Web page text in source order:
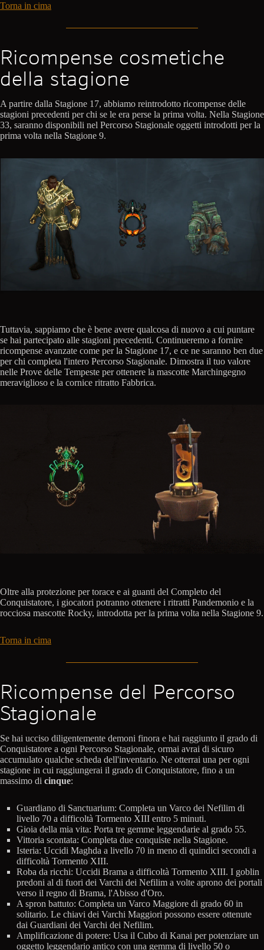
Torna in cima
Ricompense cosmetiche
della stagione
A partire dalla Stagione 17, abbiamo reintrodotto ricompense delle
stagioni precedenti per chi se le era perse la prima volta. Nella Stagione
33, saranno disponibili nel Percorso Stagionale oggetti introdotti per la
prima volta nella Stagione 9.
Tuttavia, sappiamo che è bene avere qualcosa di nuovo a cui puntare
se hai partecipato alle stagioni precedenti. Continueremo a fornire
ricompense avanzate come per la Stagione 17, e ce ne saranno ben due
per chi completa l'intero Percorso Stagionale. Dimostra il tuo valore
nelle Prove delle Tempeste per ottenere la mascotte Marchingegno
meraviglioso e la cornice ritratto Fabbrica.
Oltre alla protezione per torace e ai guanti del Completo del
Conquistatore, i giocatori potranno ottenere i ritratti Pandemonio e la
rocciosa mascotte Rocky, introdotta per la prima volta nella Stagione 9.
Torna in cima
Ricompense del Percorso
Stagionale
Se hai ucciso diligentemente demoni finora e hai raggiunto il grado di
Conquistatore a ogni Percorso Stagionale, ormai avrai di sicuro
accumulato qualche scheda dell'inventario. Ne otterrai una per ogni
stagione in cui raggiungerai il grado di Conquistatore, fino a un
massimo di cinque:
Guardiano di Sanctuarium: Completa un Varco dei Nefilim di
livello 70 a difficoltà Tormento XIII entro 5 minuti.
Gioia della mia vita: Porta tre gemme leggendarie al grado 55.
Vittoria scontata: Completa due conquiste nella Stagione.
Isteria: Uccidi Maghda a livello 70 in meno di quindici secondi a
difficoltà Tormento XIII.
Roba da ricchi: Uccidi Brama a difficoltà Tormento XIII. I goblin
predoni al di fuori dei Varchi dei Nefilim a volte aprono dei portali
verso il regno di Brama, l'Abisso d'Oro.
A spron battuto: Completa un Varco Maggiore di grado 60 in
solitario. Le chiavi dei Varchi Maggiori possono essere ottenute
dai Guardiani dei Varchi dei Nefilim.
Amplificazione di potere: Usa il Cubo di Kanai per potenziare un
oggetto leggendario antico con una gemma di livello 50 o